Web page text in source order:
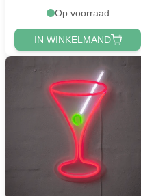
Op voorraad
IN WINKELMAND